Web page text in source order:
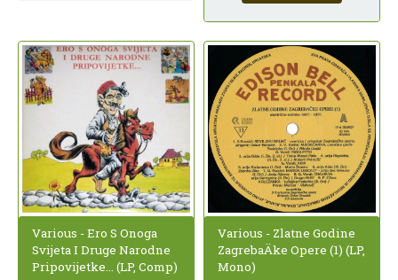
Various - Ero S Onoga
Svijeta I Druge Narodne
Pripovijetke... (LP, Comp)
Various - Zlatne Godine
ZagrebaÄke Opere (1) (LP,
Mono)